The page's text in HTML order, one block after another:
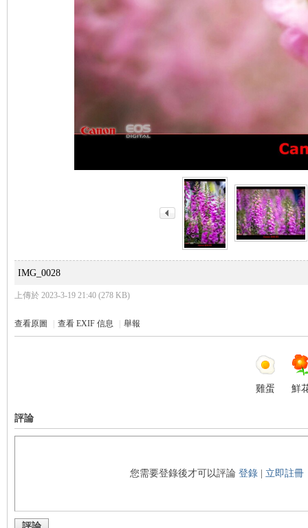
IMG_0028
上傳於 2023-3-19 21:40 (278 KB)
查看原圖 | 查看 EXIF 信息 | 舉報
雞蛋 鮮
評論
您需要登錄後才可以評論登錄 | 立即註冊
評論